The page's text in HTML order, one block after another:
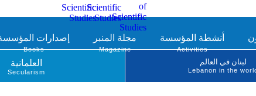
أنشطة المؤسسة
Activities
مجلة المنبر
Magazine
إصدارات
Books
لبنان في العالم
Lebanon in the
العلمانية
Secularism